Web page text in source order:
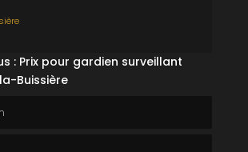
: Prix pour gardien surveillant
Buissière